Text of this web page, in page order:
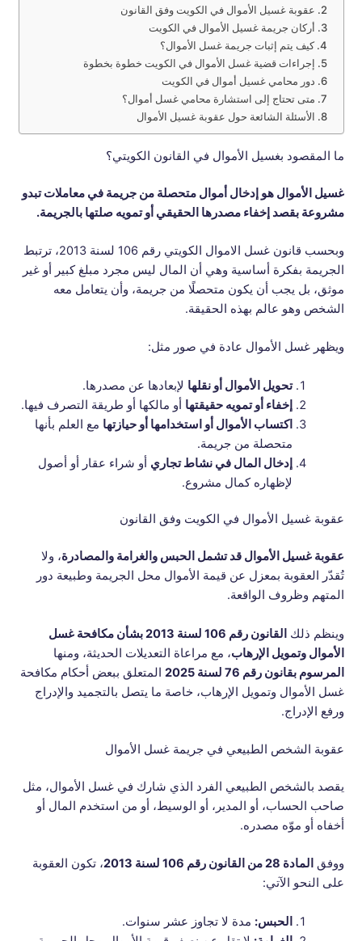
عقوبة غسيل الأموال في الكويت وفق القانون
أركان جريمة غسيل الأموال في الكويت
كيف يتم إثبات جريمة غسل الأموال؟
إجراءات قضية غسل الأموال في الكويت خطوة بخطوة
دور محامي غسيل أموال في الكويت
متى تحتاج إلى استشارة محامي غسل أموال؟
الأسئلة الشائعة حول عقوبة غسيل الأموال
ما المقصود بغسيل الأموال في القانون الكويتي؟
غسيل الأموال هو إدخال أموال متحصلة من جريمة في معاملات تبدو
مشروعة بقصد إخفاء مصدرها الحقيقي أو تمويه صلتها بالجريمة.
وبحسب قانون غسل الاموال الكويتي رقم 106 لسنة 2013، ترتبط
الجريمة بفكرة أساسية وهي أن المال ليس مجرد مبلغ كبير أو غير
موثق، بل يجب أن يكون متحصلًا من جريمة، وأن يتعامل معه
الشخص وهو عالم بهذه الحقيقة.
ويظهر غسل الأموال عادة في صور مثل:
تحويل الأموال أو نقلها لإبعادها عن مصدرها.
إخفاء أو تمويه حقيقتها أو مالكها أو طريقة التصرف فيها.
اكتساب الأموال أو استخدامها أو حيازتها مع العلم بأنها
متحصلة من جريمة.
إدخال المال في نشاط تجاري أو شراء عقار أو أصول
لإظهاره كمال مشروع.
عقوبة غسيل الأموال في الكويت وفق القانون
عقوبة غسيل الأموال قد تشمل الحبس والغرامة والمصادرة، ولا
تُقدّر العقوبة بمعزل عن قيمة الأموال محل الجريمة وطبيعة دور
المتهم وظروف الواقعة.
وينظم ذلك
القانون رقم 106 لسنة 2013 بشأن مكافحة غسل
الأموال وتمويل الإرهاب، مع مراعاة التعديلات الحديثة، ومنها
المرسوم بقانون رقم 76 لسنة 2025
المتعلق ببعض أحكام مكافحة
غسل الأموال وتمويل الإرهاب، خاصة ما يتصل بالتجميد والإدراج
ورفع الإدراج.
عقوبة الشخص الطبيعي في جريمة غسل الأموال
يقصد بالشخص الطبيعي الفرد الذي شارك في غسل الأموال، مثل
صاحب الحساب، أو المدير، أو الوسيط، أو من استخدم المال أو
أخفاه أو موّه مصدره.
ووفق المادة 28 من القانون رقم 106 لسنة 2013
، تكون العقوبة
على النحو الآتي:
الحبس: مدة لا تجاوز عشر سنوات.